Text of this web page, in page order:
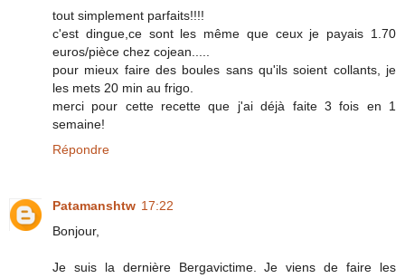
tout simplement parfaits!!!!
c'est dingue,ce sont les même que ceux je payais 1.70
euros/pièce chez cojean.....
pour mieux faire des boules sans qu'ils soient collants, je
les mets 20 min au frigo.
merci pour cette recette que j'ai déjà faite 3 fois en 1
semaine!
Répondre
Patamanshtw 17:22
Bonjour,
Je suis la dernière Bergavictime. Je viens de faire les